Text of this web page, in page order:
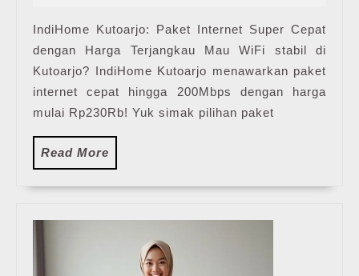
Pasang
WiFi
IndiHome
Terbaru
IndiHome Kutoarjo: Paket Internet Super Cepat
dengan Harga Terjangkau Mau WiFi stabil di
Kutoarjo? IndiHome Kutoarjo menawarkan paket
internet cepat hingga 200Mbps dengan harga
mulai Rp230Rb! Yuk simak pilihan paket
Read More
More